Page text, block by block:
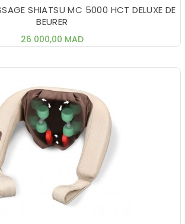
SHIATSU MC 5000 HCT DELUXE DE
BEURER
26 000,00 MADPrix